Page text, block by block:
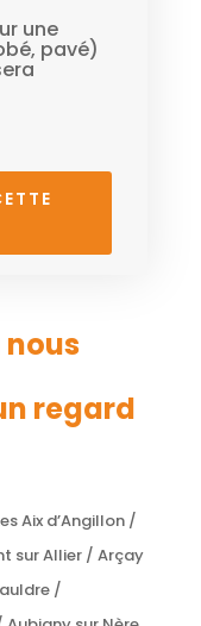
une
pavé)
nous
regard
Aix d’Angillon /
sur Allier / Arçay
/